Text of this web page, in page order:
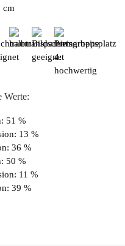
cm
Werte:
51 %
13 %
36 %
50 %
11 %
39 %